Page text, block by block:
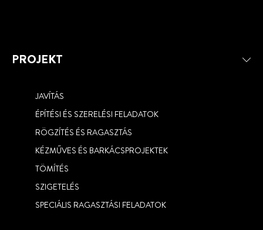
4 perc
olvasás
RAGASSZON CSEMPÉRE A PATTEX
ONE FOR ALL HIGH TACK ÉPÍTÉSI-
SZERELÉSI RAGASZTÓVAL
olvasás
RAGASSZA FEL A DÍSZLÉCET,
ROZETTÁT VAGY GIPSZSTUKKÓ
ELEMET A PATTEX FIX STUKKÓ
RAGASZTÓ SEGÍTSÉGÉVEL
PROJEKT
JAVÍTÁS
ÉPÍTÉSI ÉS SZERELÉSI FELADATOK
RÖGZÍTÉS ÉS RAGASZTÁS
KÉZMŰVES ÉS BARKÁCSPROJEKTEK
TÖMÍTÉS
SZIGETELÉS
SPECIÁLIS RAGASZTÁSI FELADATOK